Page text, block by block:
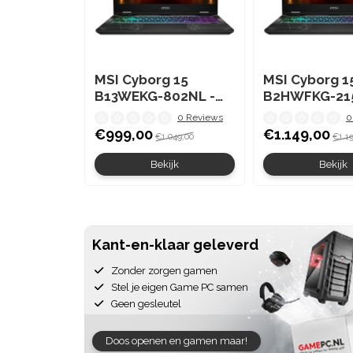
MSI Cyborg 15
B13WEKG-802NL -
RTX 5050 - Intel i5
0 Reviews
€999,00 €1.049,00
Bekijk
MSI Cyborg
B2HWFKG-
RTX 5060 -
Ryzen 7
€1.149,00
Bekijk
Kant-en-klaar geleverd
Zonder zorgen gamen
Stel je eigen Game PC samen
Geen gesleutel
Doos openen en gamen maar!